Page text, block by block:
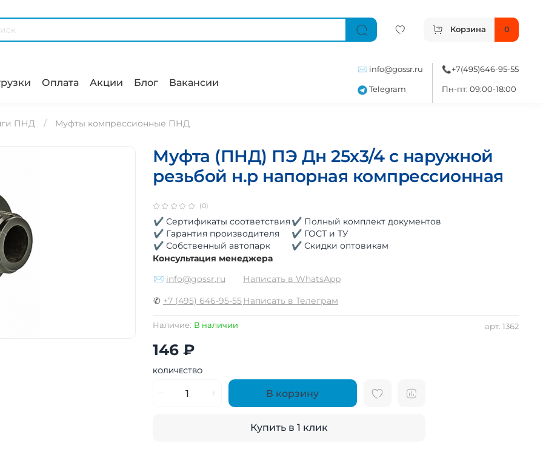
Корзина 0
Оплата Акции Блог Вакансии
✉️ info@gossr.ru
Telegram
📞+7(495)646-95-55
Пн-пт: 09:00-18:00
ПНД Муфты компрессионные ПНД
(0)
арт. 1362
Наличие: В наличии
Муфта (ПНД) ПЭ Дн 25х3/4 с наружной
резьбой н.р напорная компрессионная
146 ₽
КОЛИЧЕСТВО
В корзину
Купить в 1 клик
✔ Сертификаты соответствия ✔ Полный комплект документов
✔ Гарантия производителя
✔ ГОСТ и ТУ
✔ Собственный автопарк
✔ Скидки оптовикам
Консультация менеджера
✉ info@gossr.ru
Написать в WhatsApp
✆ +7 (495) 646-95-55Написать в Телеграм